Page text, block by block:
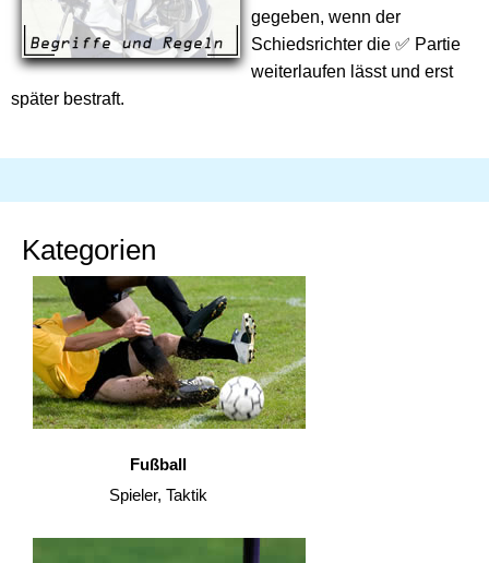
gegeben, wenn der
Schiedsrichter die ✅ Partie
weiterlaufen lässt und erst
später bestraft.
Kategorien
Fußball
Spieler, Taktik